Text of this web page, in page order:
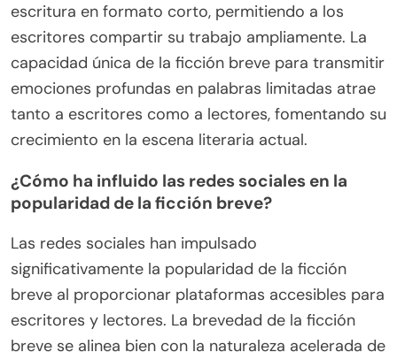
escritura en formato corto, permitiendo a los
escritores compartir su trabajo ampliamente. La
capacidad única de la ficción breve para transmitir
emociones profundas en palabras limitadas atrae
tanto a escritores como a lectores, fomentando su
crecimiento en la escena literaria actual.
¿Cómo ha influido las redes sociales en la
popularidad de la ficción breve?
Las redes sociales han impulsado
significativamente la popularidad de la ficción
breve al proporcionar plataformas accesibles para
escritores y lectores. La brevedad de la ficción
breve se alinea bien con la naturaleza acelerada de